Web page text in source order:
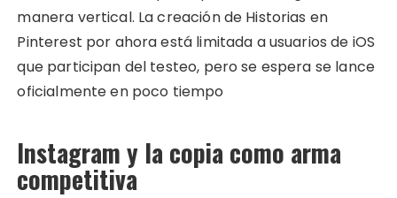
manera vertical. La creación de Historias en
Pinterest por ahora está limitada a usuarios de iOS
que participan del testeo, pero se espera se lance
oficialmente en poco tiempo
Instagram y la copia como arma
competitiva